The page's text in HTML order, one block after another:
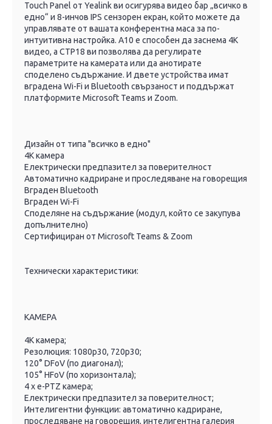
Touch Panel от Yealink ви осигурява видео бар „всичко в
едно“ и 8-инчов IPS сензорен екран, който можете да
управлявате от вашата конферентна маса за по-
интуитивна настройка. A10 е способен да заснема 4K
видео, а CTP18 ви позволява да регулирате
параметрите на камерата или да анотирате
споделено съдържание. И двете устройства имат
вградена Wi-Fi и Bluetooth свързаност и поддържат
платформите Microsoft Teams и Zoom.
Дизайн от типа "всичко в едно"
4K камера
Електрически предпазител за поверителност
Автоматично кадриране и проследяване на говорещия
Вграден Bluetooth
Вграден Wi-Fi
Споделяне на съдържание (модул, който се закупува
допълнително)
Сертифициран от Microsoft Teams & Zoom
Технически характеристики:
КАМЕРА
4K камера;
Резолюция: 1080p30, 720p30;
120° DFoV (по диагонал);
105° HFoV (по хоризонтала);
4 x e-PTZ камера;
Електрически предпазител за поверителност;
Интелигентни функции: автоматично кадриране,
проследяване на говорещия, интелигентна галерия